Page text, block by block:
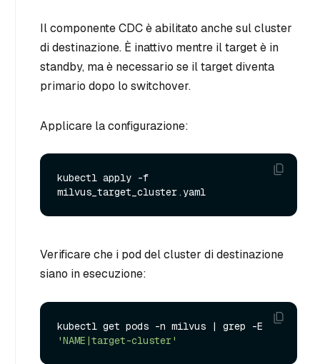
Il componente CDC è abilitato anche sul cluster
di destinazione. È inattivo mentre il target è in
standby, ma è necessario se il target diventa
primario dopo lo switchover.
Applicare la configurazione:
kubectl apply -f
Verificare che i pod del cluster di destinazione
siano in esecuzione:
'NAME|target-cluster'